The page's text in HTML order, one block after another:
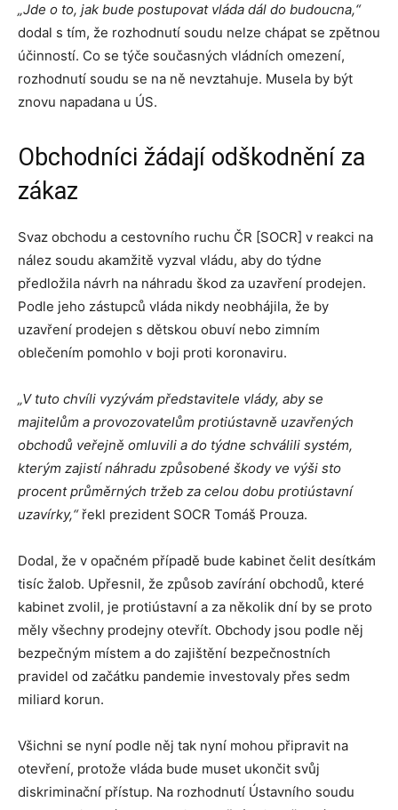
„Jde o to, jak bude postupovat vláda dál do budoucna,“
dodal s tím, že rozhodnutí soudu nelze chápat se zpětnou
účinností. Co se týče současných vládních omezení,
rozhodnutí soudu se na ně nevztahuje. Musela by být
znovu napadana u ÚS.
Obchodníci žádají odškodnění za
zákaz
Svaz obchodu a cestovního ruchu ČR [SOCR] v reakci na
nález soudu akamžitě vyzval vládu, aby do týdne
předložila návrh na náhradu škod za uzavření prodejen.
Podle jeho zástupců vláda nikdy neobhájila, že by
uzavření prodejen s dětskou obuví nebo zimním
oblečením pomohlo v boji proti koronaviru.
„V tuto chvíli vyzývám představitele vlády, aby se
majitelům a provozovatelům protiústavně uzavřených
obchodů veřejně omluvili a do týdne schválili systém,
kterým zajistí náhradu způsobené škody ve výši sto
procent průměrných tržeb za celou dobu protiústavní
uzavírky,“řekl prezident SOCR Tomáš Prouza.
Dodal, že v opačném případě bude kabinet čelit desítkám
tisíc žalob. Upřesnil, že způsob zavírání obchodů, které
kabinet zvolil, je protiústavní a za několik dní by se proto
měly všechny prodejny otevřít. Obchody jsou podle něj
bezpečným místem a do zajištění bezpečnostních
pravidel od začátku pandemie investovaly přes sedm
miliard korun.
Všichni se nyní podle něj tak nyní mohou připravit na
otevření, protože vláda bude muset ukončit svůj
diskriminační přístup. Na rozhodnutí Ústavního soudu